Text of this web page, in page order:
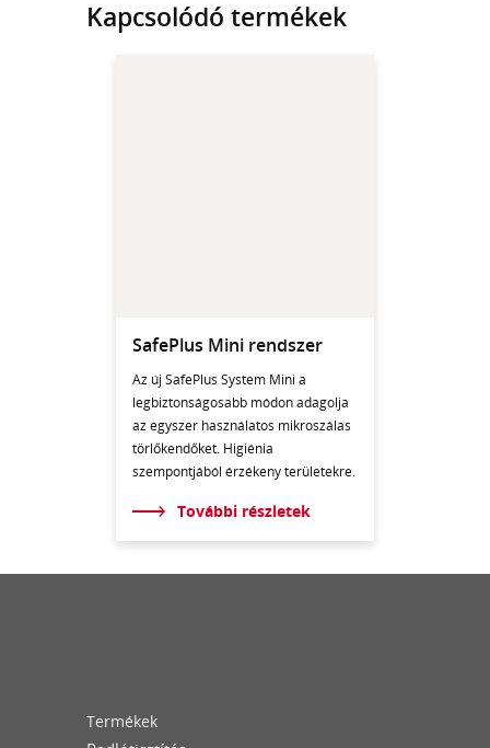
Kapcsolódó termékek
SafePlus Mini rendszer
Az új SafePlus System Mini a
legbiztonságosabb módon adagolja
az egyszer használatos mikroszálas
törlőkendőket. Higiénia
szempontjából érzékeny területekre.
További részletek
Termékek